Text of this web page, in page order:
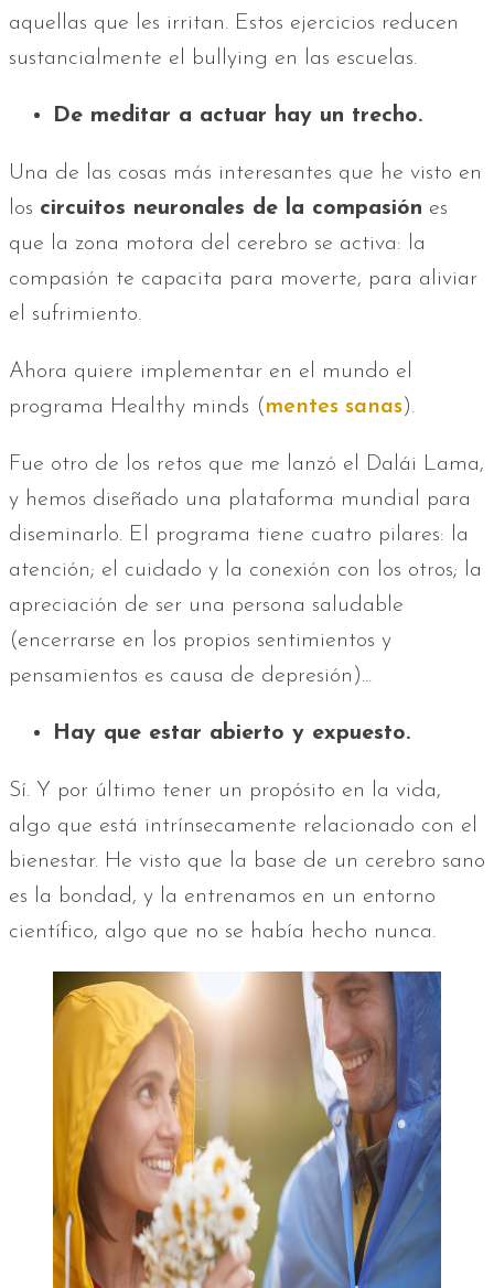
aquellas que les irritan. Estos ejercicios reducen
sustancialmente el bullying en las escuelas.
De meditar a actuar hay un trecho.
Una de las cosas más interesantes que he visto en
los circuitos neuronales de la compasión es
que la zona motora del cerebro se activa: la
compasión te capacita para moverte, para aliviar
el sufrimiento.
Ahora quiere implementar en el mundo el
programa Healthy minds ( mentes sanas).
Fue otro de los retos que me lanzó el Dalái Lama,
y hemos diseñado una plataforma mundial para
diseminarlo. El programa tiene cuatro pilares: la
atención; el cuidado y la conexión con los otros; la
apreciación de ser una persona saludable
(encerrarse en los propios sentimientos y
pensamientos es causa de depresión)...
Hay que estar abierto y expuesto.
Sí. Y por último tener un propósito en la vida,
algo que está intrínsecamente relacionado con el
bienestar. He visto que la base de un cerebro sano
es la bondad, y la entrenamos en un entorno
científico, algo que no se había hecho nunca.